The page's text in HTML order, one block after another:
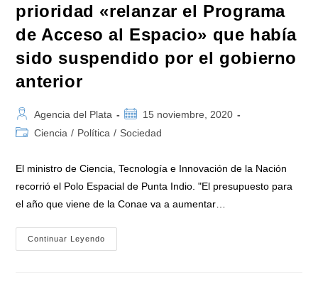
prioridad «relanzar el Programa
de Acceso al Espacio» que había
sido suspendido por el gobierno
anterior
Autor
de
Agencia del Plata
Publicación
de
15 noviembre, 2020
Categoría
Ciencia / Política / Sociedad
El ministro de Ciencia, Tecnología e Innovación de la Nación
recorrió el Polo Espacial de Punta Indio. "El presupuesto para
el año que viene de la Conae va a aumentar…
Continuar Leyendo
Salvarezza